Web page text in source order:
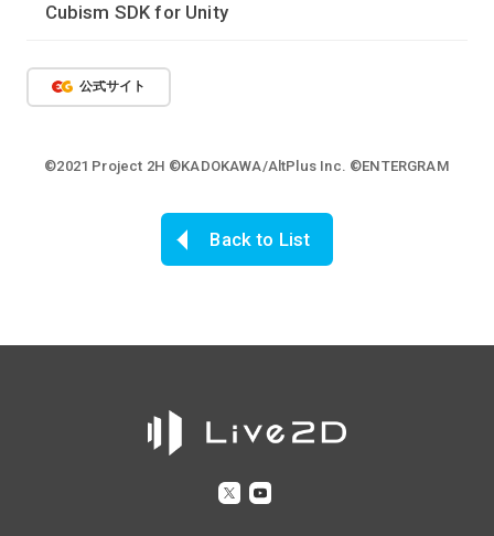
Cubism SDK for Unity
公式サイト
©2021 Project 2H ©KADOKAWA/AltPlus Inc. ©ENTERGRAM
Back to List